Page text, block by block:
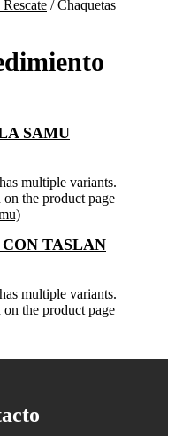
/ Chaquetas
SAMU
multiple variants.
the product page
TASLAN
multiple variants.
the product page